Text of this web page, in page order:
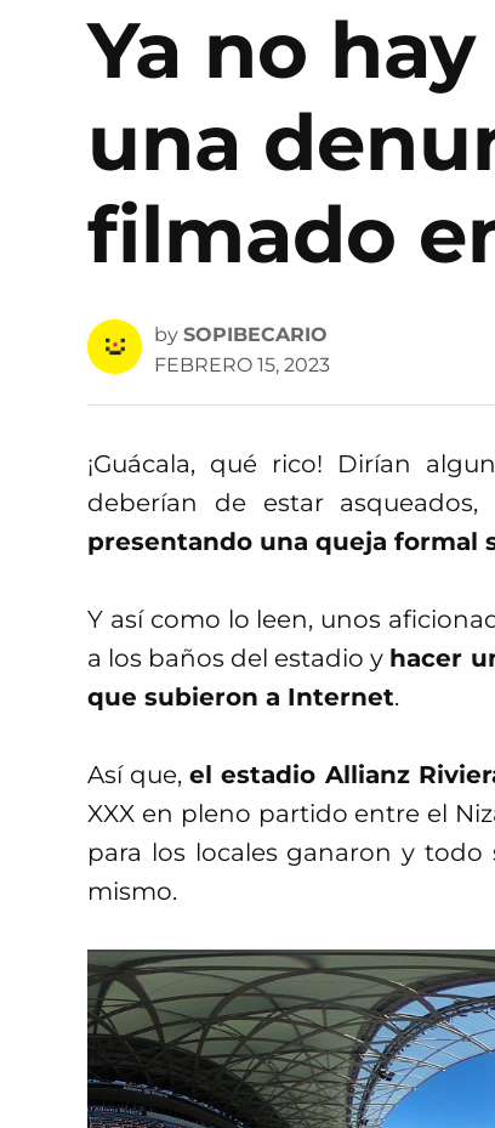
Ya no
una
filmado
by SOPIBECARIO
FEBRERO 15, 2023
¡Guácala, qué rico! Dirían
deberían de estar
presentando una queja formal
Y así como lo leen, unos
a los baños del estadio y hacer
que subieron a Internet.
Así que,el estadio Allianz
XXX en pleno partido entre el
para los locales ganaron y
mismo.